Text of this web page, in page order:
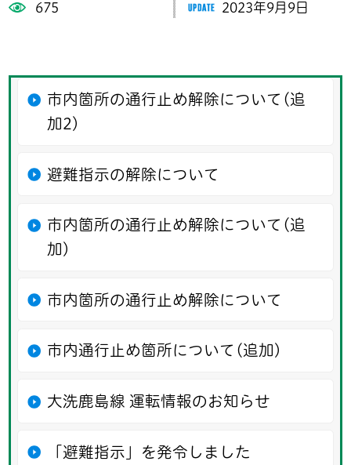
675 2023年9月9日
市内箇所の通行止め解除について(追
加2)
避難指示の解除について
市内箇所の通行止め解除について(追
加)
市内箇所の通行止め解除について
市内通行止め箇所について(追加)
大洗鹿島線 運転情報のお知らせ
「避難指示」を発令しました